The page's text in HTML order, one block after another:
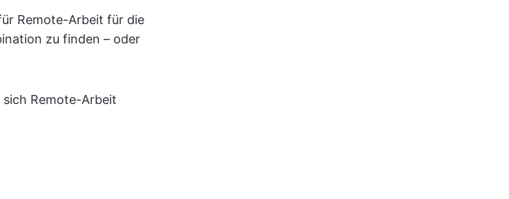
Remote-Arbeit für die
zu finden – oder
Remote-Arbeit